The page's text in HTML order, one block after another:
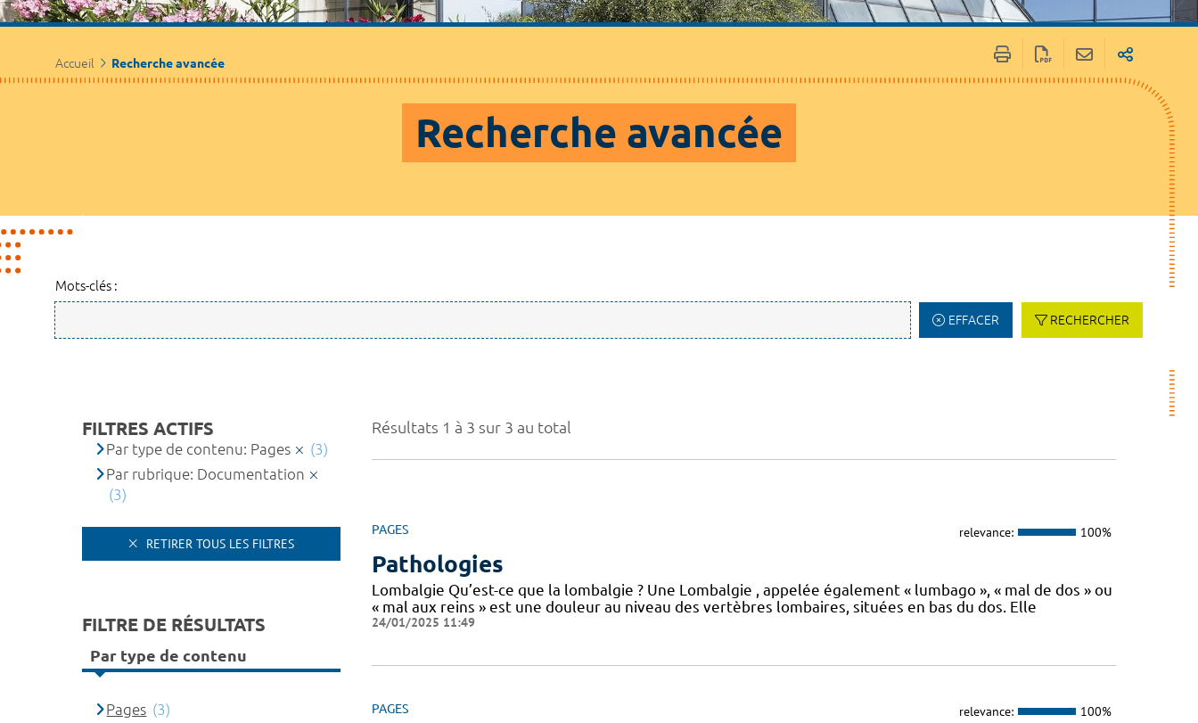
Accueil Recherche avancée
Recherche avancée
Mots-clés :
EFFACER RECHERCHER
Résultats 1 à 3 sur 3 au total
PAGES relevance: 100%
Pathologies
Lombalgie Qu’est-ce que la lombalgie ? Une Lombalgie , appelée également « lumbago », « mal de dos » ou
« mal aux reins » est une douleur au niveau des vertèbres lombaires, situées en bas du dos. Elle
24/01/2025 11:49
PAGES relevance: 100%
FILTRES ACTIFS
Par type de contenu: Pages
(3)
Par rubrique: Documentation
(3)
RETIRER TOUS LES FILTRES
FILTRE DE RÉSULTATS
Par type de contenu
Pages (3)